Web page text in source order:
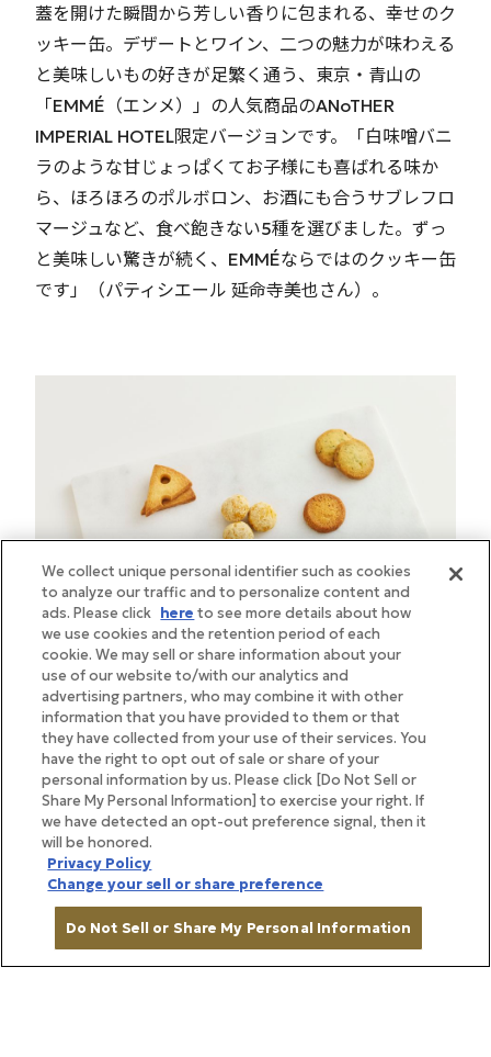
蓋を開けた瞬間から芳しい香りに包まれる、幸せのク
ッキー缶。デザートとワイン、二つの魅力が味わえる
と美味しいもの好きが足繁く通う、東京・青山の
「EMMÉ（エンメ）」の人気商品のANoTHER
IMPERIAL HOTEL限定バージョンです。「白味噌バニ
ラのような甘じょっぱくてお子様にも喜ばれる味か
ら、ほろほろのポルボロン、お酒にも合うサブレフロ
マージュなど、食べ飽きない5種を選びました。ずっ
と美味しい驚きが続く、EMMÉならではのクッキー缶
です」（パティシエール 延命寺美也さん）。
（左から）シナモンとカルダモンなどスパイスがアク
セントの「サブレカカオカシュー」、チーズをふんだ
んに使った「サブレフロマージュ」。本モールのアク
セントカラーのオレンジ色をモチーフにした「ポルボ
ロンポティロン」は野菜使いも得意なEMMÉらしいか
ぼちゃ味。タヒチバニラが香り立つ「白味噌バニ
ラ」、陸上養殖を行うシーベジタブルのすじ青のりが
入った「サブレ海」はほのかに海の香りも。
We collect unique personal identifier such as cookies
to analyze our traffic and to personalize content and
ads. Please click here to see more details about how
we use cookies and the retention period of each
cookie. We may sell or share information about your
use of our website to/with our analytics and
advertising partners, who may combine it with other
information that you have provided to them or that
they have collected from your use of their services. You
have the right to opt out of sale or share of your
personal information by us. Please click [Do Not Sell or
Share My Personal Information] to exercise your right. If
we have detected an opt-out preference signal, then it
will be honored.
Privacy Policy
Change your sell or share preference
Do Not Sell or Share My Personal Information